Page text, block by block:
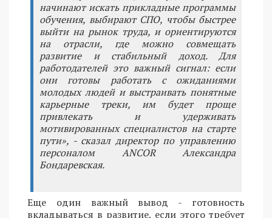
начинают искать прикладные программы
обучения, выбирают СПО, чтобы быстрее
выйти на рынок труда, и ориентируются
на отрасли, где можно совмещать
развитие и стабильный доход. Для
работодателей это важный сигнал: если
они готовы работать с ожиданиями
молодых людей и выстраивать понятные
карьерные треки, им будет проще
привлекать и удерживать
мотивированных специалистов на старте
пути», - сказал директор по управлению
персоналом ANCOR Александра
Бондаревская.
Еще один важный вывод - готовность
вкладываться в развитие, если этого требует